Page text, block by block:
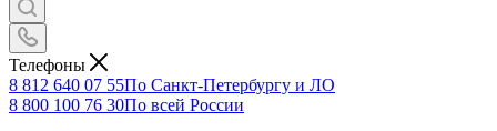
Телефоны
8 812 640 07 55По Санкт-Петербургу и ЛО
8 800 100 76 30По всей России